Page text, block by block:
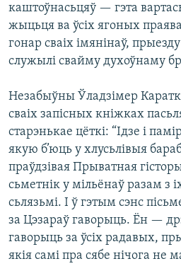
каштоўнасьцяў — гэта
жыцьця ва ўсіх ягоных
гонар сваіх імянінаў,
служылі свайму духоўнаму
Незабыўны Ўладзімер
сваіх запісных кніжках
старэнькае цёткі: “Ідзе і
якую б’юць у хлусьлівыя
праўдзівая Прыватная
сьметнік у мільёнаў разам з
сьлязьмі. І ў гэтым сэнс
за Цэзараў гаворыць. Ён —
гаворыць за ўсіх радавых,
якія самі пра сябе нічога не